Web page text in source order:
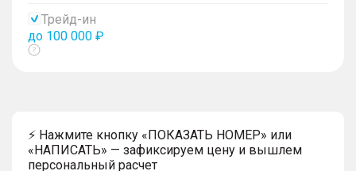
Трейд-ин
до 100 000 ₽
Показать
⚡ Нажмите кнопку «ПОКАЗАТЬ НОМЕР» или
«НАПИСАТЬ» — зафиксируем цену и вышлем
персональный расчет